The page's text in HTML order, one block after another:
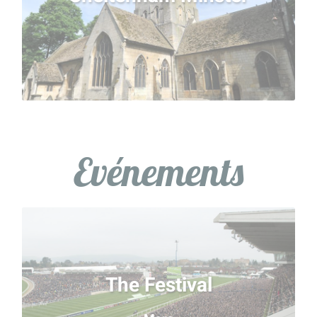
particulièrement le détour pour son magnifique
vitrail en rosace.
Evénements
The Festival
The Festival
Les habitués des courses et les novices sont les
bienvenus sur l'hippodrome de Cheltenham pour
célébrer le meilleur des courses de sauts. Les